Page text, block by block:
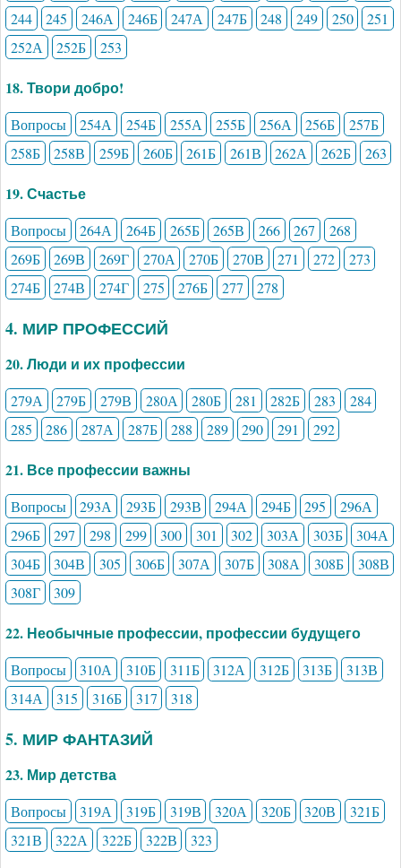
244
245 246А 246Б 247А 247Б 248 249 250
251
252А
252Б 253
18. Твори добро!
Вопросы 254А 254Б 255А 255Б 256А 256Б
257Б
258Б
258В 259Б 260Б 261Б 261В 262А 262Б 263
19. Счастье
Вопросы 264А 264Б 265Б 265В 266 267
268
269Б
269В 269Г 270А 270Б 270В 271 272
273
274Б
274В 274Г 275 276Б 277 278
4. МИР ПРОФЕССИЙ
20. Люди и их профессии
279А 279Б 279В 280А 280Б 281 282Б 283
284
285
286 287А 287Б 288 289 290 291 292
21. Все профессии важны
Вопросы 293А 293Б 293В 294А 294Б 295
296А
296Б
297 298 299 300 301 302 303А 303Б
304А
304Б
304В 305 306Б 307А 307Б 308А 308Б
308В
308Г
309
22. Необычные профессии, профессии будущего
Вопросы 310А 310Б 311Б 312А 312Б 313Б
313В
314А
315 316Б 317 318
5. МИР ФАНТАЗИЙ
23. Мир детства
Вопросы 319А 319Б 319В 320А 320Б 320В
321Б
321В
322А 322Б 322В 323